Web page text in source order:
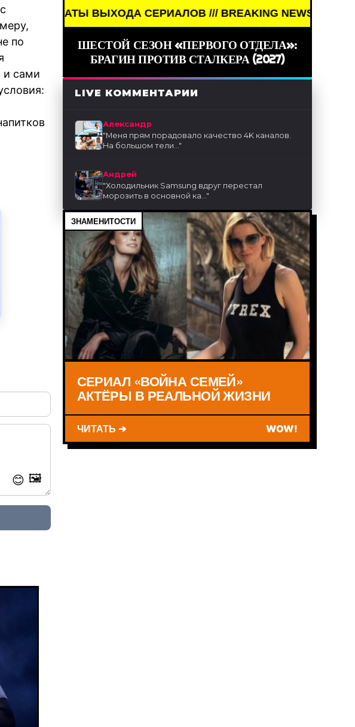
по
и сами
😊 🖼️
ВЫХОДА СЕРИАЛОВ /// BREAKING NEWS /// КИНО /// ДАТЫ
ШЕСТОЙ СЕЗОН «ПЕРВОГО ОТДЕЛА»:
БРАГИН ПРОТИВ СТАЛКЕРА (2027)
LIVE КОММЕНТАРИИ
Александр
"Меня прям порадовало качество 4K каналов.
На большом тели..."
Андрей
"Холодильник Samsung вдруг перестал
морозить в основной ка..."
ЗНАМЕНИТОСТИ
СЕРИАЛ «ВОЙНА СЕМЕЙ»
АКТЁРЫ В РЕАЛЬНОЙ ЖИЗНИ
ЧИТАТЬ ➔ WOW!